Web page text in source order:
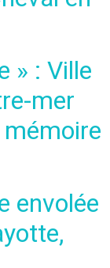
» : Ville
mer
envolée